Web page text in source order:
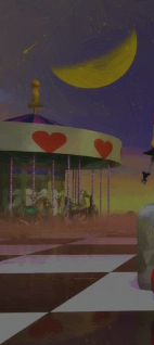
content